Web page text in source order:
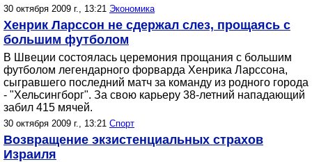
30 октября 2009 г., 13:21 Экономика
Хенрик Ларссон не сдержал слез, прощаясь с
большим футболом
В Швеции состоялась церемония прощания с большим
футболом легендарного форварда Хенрика Ларссона,
сыгравшего последний матч за команду из родного города
- "Хельсингборг". За свою карьеру 38-летний нападающий
забил 415 мячей.
30 октября 2009 г., 13:21 Спорт
Возвращение экзистенциальных страхов
Израиля